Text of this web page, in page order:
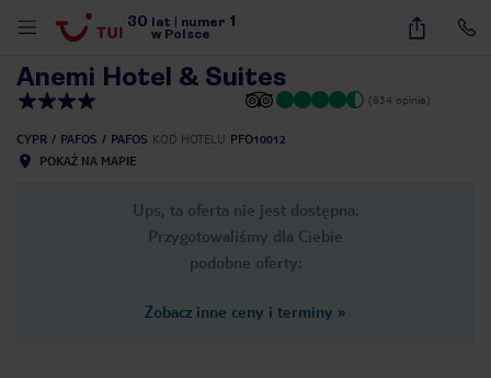
30 lat numer 1
w Polsce
57
Anemi Hotel & Suites
(834 opinie)
CYPR PAFOS PAFOS KOD HOTELU PFO10012
POKAŻ NA MAPIE
Ups, ta oferta nie jest dostępna.
Przygotowaliśmy dla Ciebie
podobne oferty:
Zobacz inne ceny i terminy »